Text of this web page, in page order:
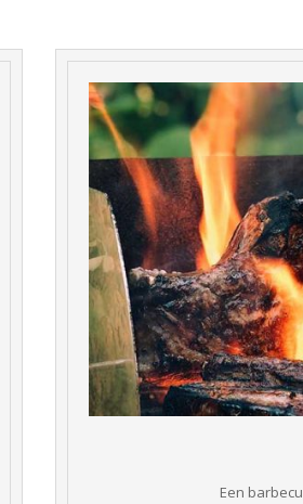
Een